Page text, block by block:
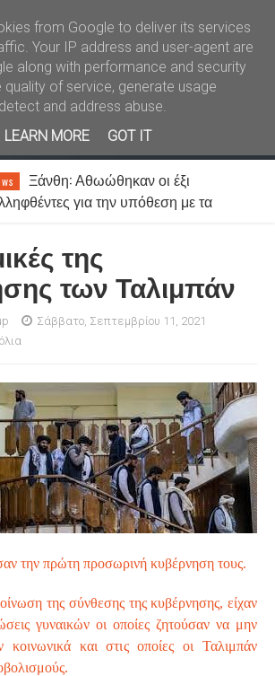
Καλώς ήλθατε Kral News
Ξάνθη: Αθωώθηκαν οι έξι
για την υπόθεση με τα
της
των Ταλιμπάν
Σάββατο, Σεπτεμβρίου 11, 2021
την πρώτη προσωρινή κυβέρνηση τους.
της σύνθεσης της κυβέρνησης, είχαν
γυναικών οι οποίες ζητούσαν να μην
κοινωνικά και στις οποίες οι Ταλιμπάν
from Google to deliver its services
Your IP address and user-agent are
along with performance and security
of service, generate usage
and address abuse.
LEARN MORE
GOT IT